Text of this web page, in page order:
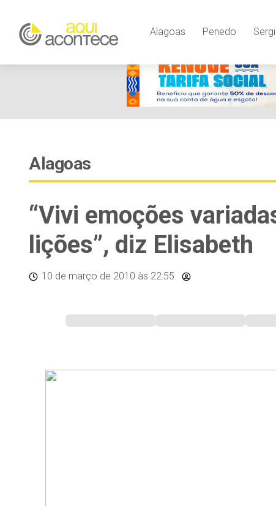
Alagoas Penedo
Alagoas
“Vivi emoções
lições”, diz Elisabeth
10 de março de 2010 às 22:55